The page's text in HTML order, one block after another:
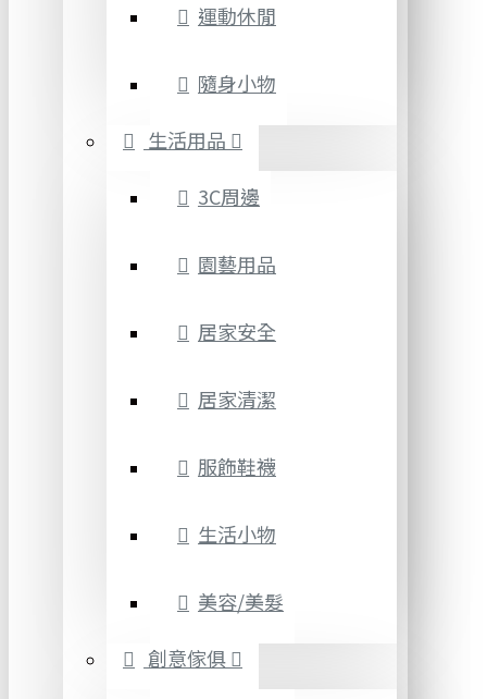
運動休閒
隨身小物
生活用品
3C周邊
園藝用品
居家安全
居家清潔
服飾鞋襪
生活小物
美容/美髮
創意傢俱